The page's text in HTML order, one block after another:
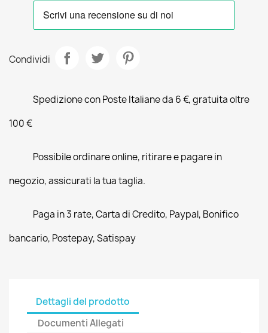
Condividi
Spedizione con Poste Italiane da 6 €, gratuita oltre
100 €
Possibile ordinare online, ritirare e pagare in
negozio, assicurati la tua taglia.
Paga in 3 rate, Carta di Credito, Paypal, Bonifico
bancario, Postepay, Satispay
Dettagli del prodotto
Documenti Allegati